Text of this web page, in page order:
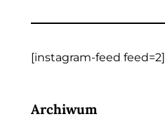
[instagram-feed feed=2]
Archiwum